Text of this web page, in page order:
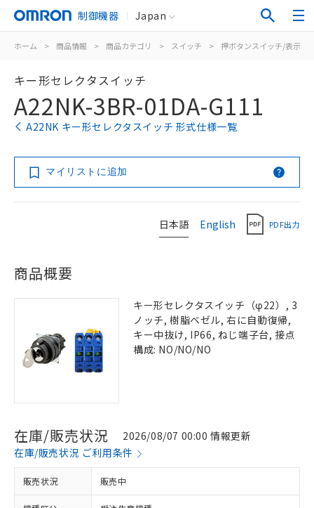
制御機器 Japan
ホーム > 商品情報 > 商品カテゴリ > スイッチ > 押ボタンスイッチ/表示灯
キー形セレクタスイッチ
A22NK-3BR-01DA-G111
A22NK キー形セレクタスイッチ 形式仕様一覧
マイリストに追加
日本語 English PDF出力
商品概要
キー形セレクタスイッチ（φ22）, 3
ノッチ, 樹脂ベゼル, 右に自動復帰,
キー中抜け, IP66, ねじ端子台, 接点
構成: NO/NO/NO
在庫/販売状況
2026/08/07 00:00 情報更新
在庫/販売状況 ご利用条件
販売状況 販売中